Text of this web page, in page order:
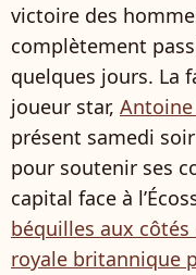
victoire des
complètement
quelques jours. La
joueur star,
présent samedi
pour soutenir ses
capital face à
béquilles aux côtés
royale britannique